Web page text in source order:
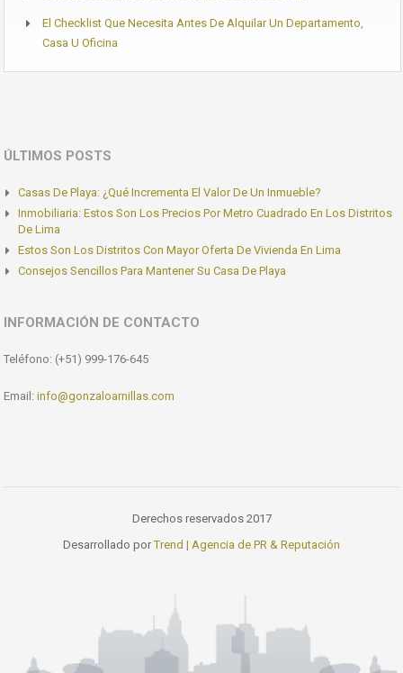
El Checklist Que Necesita Antes De Alquilar Un Departamento,
Casa U Oficina
ÚLTIMOS POSTS
Casas De Playa: ¿Qué Incrementa El Valor De Un Inmueble?
Inmobiliaria: Estos Son Los Precios Por Metro Cuadrado En Los Distritos
De Lima
Estos Son Los Distritos Con Mayor Oferta De Vivienda En Lima
Consejos Sencillos Para Mantener Su Casa De Playa
INFORMACIÓN DE CONTACTO
Teléfono: (+51) 999-176-645
Email: info@gonzaloarnillas.com
Derechos reservados 2017
Desarrollado porTrend | Agencia de PR & Reputación